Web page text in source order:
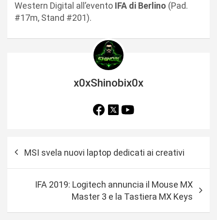
Western Digital all’evento IFA di Berlino (Pad.
#17m, Stand #201).
x0xShinobix0x
MSI svela nuovi laptop dedicati ai creativi
IFA 2019: Logitech annuncia il Mouse MX
Master 3 e la Tastiera MX Keys